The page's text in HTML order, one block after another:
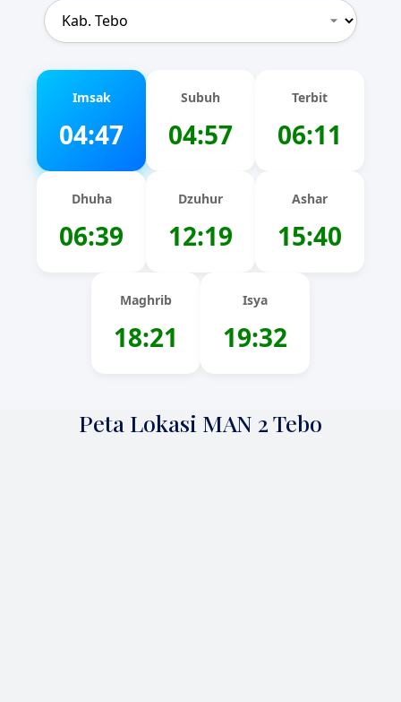
Imsak
04:47
Subuh
04:57
Terbit
06:11
Dhuha
06:39
Dzuhur
12:19
Ashar
15:40
Maghrib
18:21
Isya
19:32
Peta Lokasi MAN 2 Tebo